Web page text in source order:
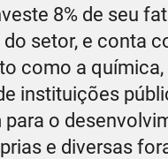
8% de seu
setor, e conta
como a
instituições
o
e diversas